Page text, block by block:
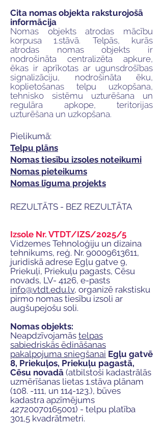
Cita nomas objekta raksturojošā
informācija
Nomas objekts atrodas mācību
korpusa 1.stāvā. Telpās, kurās
atrodas nomas objekts ir
nodrošināta centralizēta apkure,
ēkas ir aprīkotas ar ugunsdrošības
signalizāciju, nodrošināta ēku,
koplietošanas telpu uzkopšana,
tehnisko sistēmu uzturēšana un
regulāra apkope, teritorijas
uzturēšana un uzkopšana.
Pielikumā:
Telpu plāns
Nomas tiesību izsoles noteikumi
Nomas pieteikums
Nomas līguma projekts
REZULTĀTS - BEZ REZULTĀTA
Izsole Nr. VTDT/IZS/2025/5
Vidzemes Tehnoloģiju un dizaina
tehnikums, reģ. Nr. 90009613611,
juridiskā adrese Egļu gatve 9,
Priekuļi, Priekuļu pagasts, Cēsu
novads, LV- 4126, e-pasts
info@vtdt.edu.lv, organizē rakstisku
pirmo nomas tiesību izsoli ar
augšupejošu soli.
Nomas objekts:
Neapdzīvojamās telpas
sabiedriskās ēdināšanas
pakalpojuma sniegšanai Egļu gatvē
8, Priekuļos, Priekuļu pagastā,
Cēsu novadā (atbilstoši kadastrālās
uzmērīšanas lietas 1.stāva plānam
(108. -111, un 114-123.), būves
kadastra apzīmējums
42720070165001) - telpu platība
301,5 kvadrātmetri.